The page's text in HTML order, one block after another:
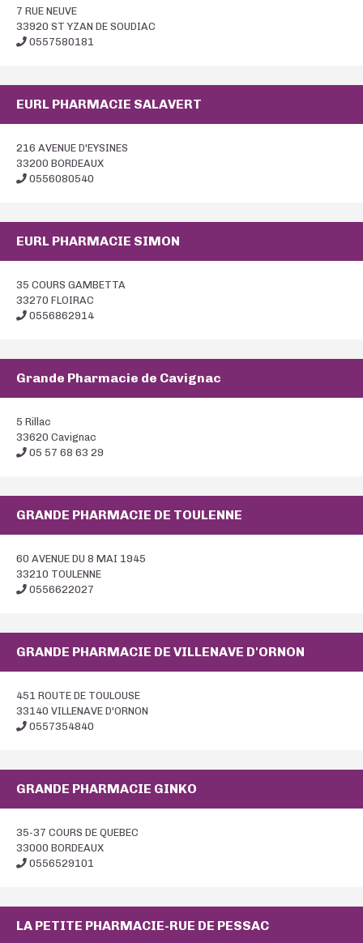
7 RUE NEUVE
33920 ST YZAN DE SOUDIAC
0557580181
EURL PHARMACIE SALAVERT
216 AVENUE D'EYSINES
33200 BORDEAUX
0556080540
EURL PHARMACIE SIMON
35 COURS GAMBETTA
33270 FLOIRAC
0556862914
Grande Pharmacie de Cavignac
5 Rillac
33620 Cavignac
05 57 68 63 29
GRANDE PHARMACIE DE TOULENNE
60 AVENUE DU 8 MAI 1945
33210 TOULENNE
0556622027
GRANDE PHARMACIE DE VILLENAVE D'ORNON
451 ROUTE DE TOULOUSE
33140 VILLENAVE D'ORNON
0557354840
GRANDE PHARMACIE GINKO
35-37 COURS DE QUEBEC
33000 BORDEAUX
0556529101
LA PETITE PHARMACIE-RUE DE PESSAC